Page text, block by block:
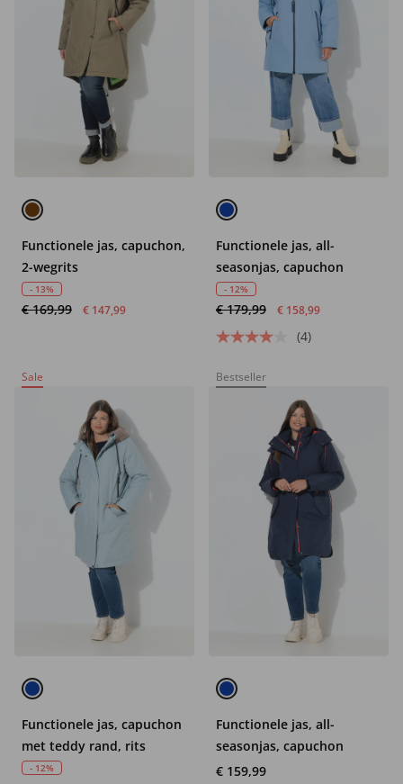
Functionele jas, capuchon,
2-wegrits
- 13%
€ 169,99 € 147,99
Functionele jas, all-
seasonjas, capuchon
- 12%
€ 179,99 € 158,99
(4)
Sale
Functionele jas, capuchon
met teddy rand, rits
- 12%
Bestseller
Functionele jas, all-
seasonjas, capuchon
€ 159,99